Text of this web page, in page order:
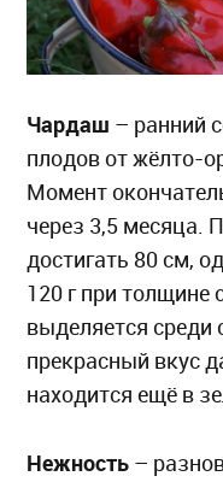
Чардаш – ранний
плодов от жёлто-
Момент
через 3,5 месяца.
достигать 80 см,
120 г при толщине
выделяется среди
прекрасный вкус
находится ещё в
Нежность –